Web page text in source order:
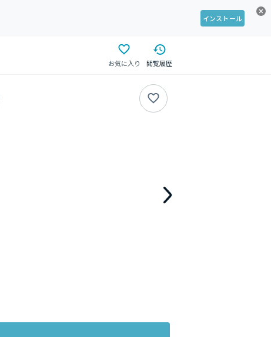
インストール
お気に入り 閲覧履歴